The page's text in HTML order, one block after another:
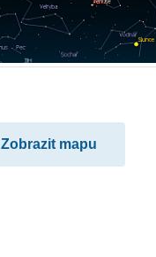
Zobrazit mapu